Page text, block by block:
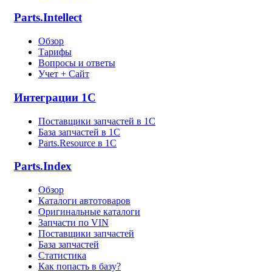
Parts.Intellect
Обзор
Тарифы
Вопросы и ответы
Учет + Сайт
Интеграции 1С
Поставщики запчастей в 1C
База запчастей в 1С
Parts.Resource в 1C
Parts.Index
Обзор
Каталоги автотоваров
Оригинальные каталоги
Запчасти по VIN
Поставщики запчастей
База запчастей
Статистика
Как попасть в базу?